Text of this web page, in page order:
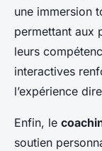
une immersion
permettant aux
leurs
interactives
l’expérience
Enfin, le
soutien